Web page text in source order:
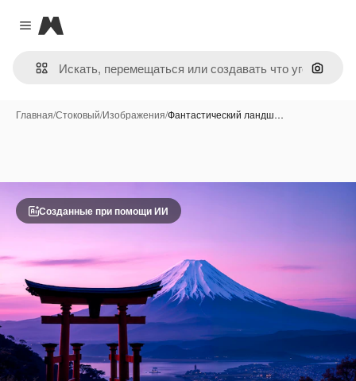
Close menu
Magnific
Поиск
Главная/Стоковый/Изображения/Фантастический ландш…
Созданные при помощи ИИ